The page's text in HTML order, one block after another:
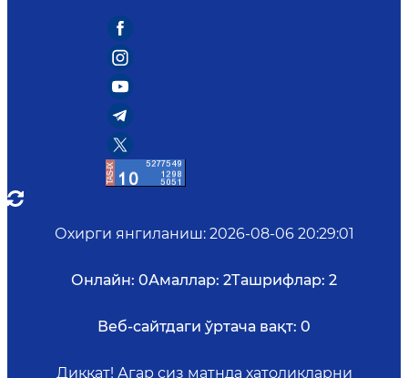
Охирги янгиланиш: 2026-08-06 20:29:01
Онлайн: 0Амаллар: 2Ташрифлар: 2
Веб-сайтдаги ўртача вақт: 0
Диққат! Агар сиз матнда хатоликларни